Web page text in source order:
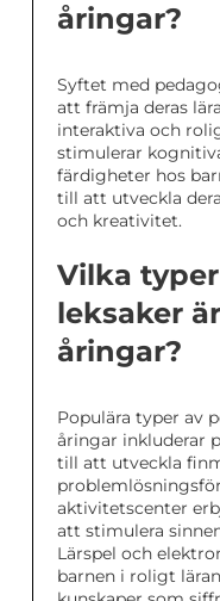
åringar?
Syftet med
att främja deras
interaktiva och
stimulerar
färdigheter hos
till att utveckla
och kreativitet.
Vilka
leksaker
åringar?
Populära typer av
åringar inkluderar
till att utveckla
aktivitetscenter
att stimulera
Lärspel och
barnen i roligt